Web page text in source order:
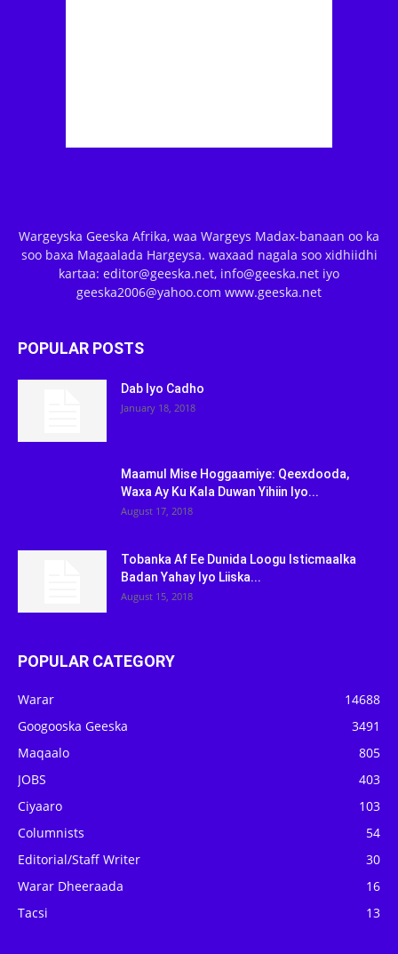
Wargeyska Geeska Afrika, waa Wargeys Madax-banaan oo ka
soo baxa Magaalada Hargeysa. waxaad nagala soo xidhiidhi
kartaa: editor@geeska.net, info@geeska.net iyo
geeska2006@yahoo.com www.geeska.net
POPULAR POSTS
Dab Iyo Cadho
January 18, 2018
Maamul Mise Hoggaamiye: Qeexdooda,
Waxa Ay Ku Kala Duwan Yihiin Iyo...
August 17, 2018
Tobanka Af Ee Dunida Loogu Isticmaalka
Badan Yahay Iyo Liiska...
August 15, 2018
POPULAR CATEGORY
Warar
14688
Googooska Geeska
3491
Maqaalo
805
JOBS
403
Ciyaaro
103
Columnists
54
Editorial/Staff Writer
30
Warar Dheeraada
16
Tacsi
13